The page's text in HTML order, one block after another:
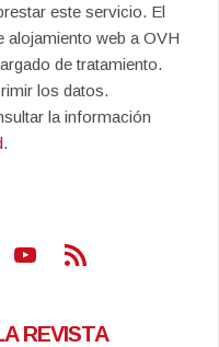
este servicio. El
alojamiento web a OVH
de tratamiento.
los datos.
la información
.
Youtube
Feed RSS
REVISTA